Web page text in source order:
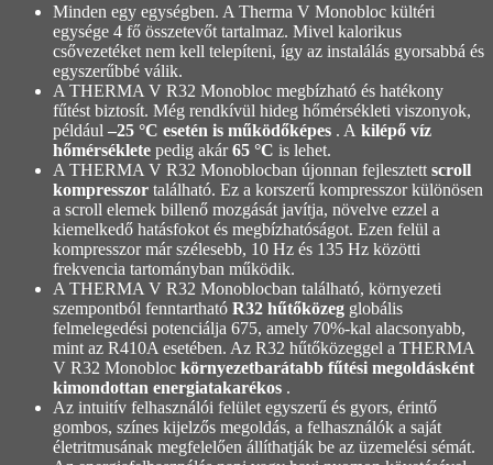
Minden egy egységben. A Therma V Monobloc kültéri
egysége 4 fő összetevőt tartalmaz. Mivel kalorikus
csővezetéket nem kell telepíteni, így az instalálás gyorsabbá és
egyszerűbbé válik.
A THERMA V R32 Monobloc megbízható és hatékony
fűtést biztosít. Még rendkívül hideg hőmérsékleti viszonyok,
például –25 °C esetén is működőképes . A kilépő víz
hőmérséklete pedig akár65 °C is lehet.
A THERMA V R32 Monoblocban újonnan fejlesztett scroll
kompresszor található. Ez a korszerű kompresszor különösen
a scroll elemek billenő mozgását javítja, növelve ezzel a
kiemelkedő hatásfokot és megbízhatóságot. Ezen felül a
kompresszor már szélesebb, 10 Hz és 135 Hz közötti
frekvencia tartományban működik.
A THERMA V R32 Monoblocban található, környezeti
szempontból fenntartható R32 hűtőközeg globális
felmelegedési potenciálja 675, amely 70%-kal alacsonyabb,
mint az R410A esetében. Az R32 hűtőközeggel a THERMA
V R32 Monobloc környezetbarátabb fűtési megoldásként
kimondottan energiatakarékos .
Az intuitív felhasználói felület egyszerű és gyors, érintő
gombos, színes kijelzős megoldás, a felhasználók a saját
életritmusának megfelelően állíthatják be az üzemelési sémát.